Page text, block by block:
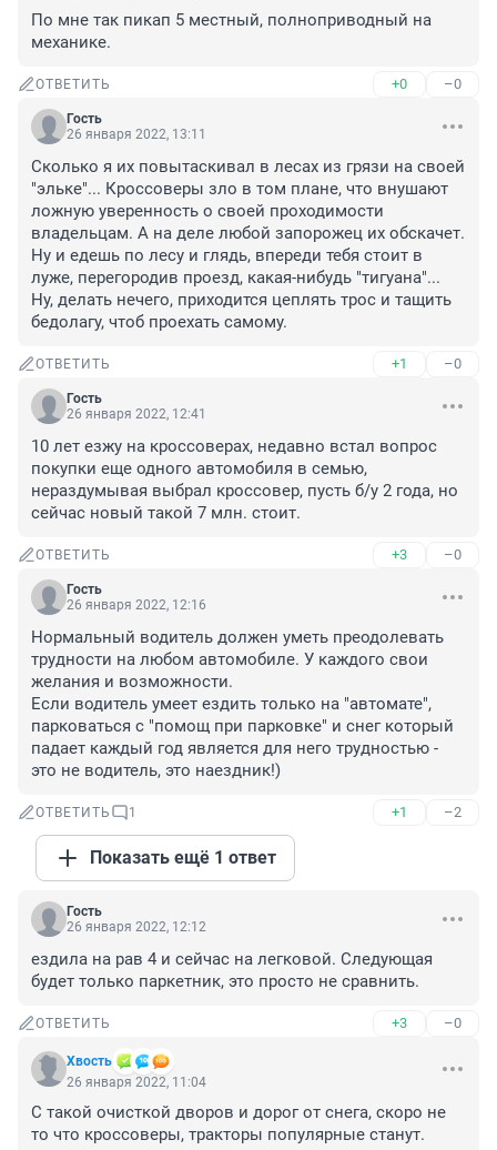
По мне так пикап 5 местный, полноприводный на
механике.
ОТВЕТИТЬ +0 –0
Гость
26 января 2022, 13:11
Сколько я их повытаскивал в лесах из грязи на своей
"эльке"... Кроссоверы зло в том плане, что внушают
ложную уверенность о своей проходимости
владельцам. А на деле любой запорожец их обскачет.
Ну и едешь по лесу и глядь, впереди тебя стоит в
луже, перегородив проезд, какая-нибудь "тигуана"...
Ну, делать нечего, приходится цеплять трос и тащить
бедолагу, чтоб проехать самому.
ОТВЕТИТЬ +1 –0
Гость
26 января 2022, 12:41
10 лет езжу на кроссоверах, недавно встал вопрос
покупки еще одного автомобиля в семью,
нераздумывая выбрал кроссовер, пусть б/у 2 года, но
сейчас новый такой 7 млн. стоит.
ОТВЕТИТЬ +3 –0
Гость
26 января 2022, 12:16
Нормальный водитель должен уметь преодолевать
трудности на любом автомобиле. У каждого свои
желания и возможности.
Если водитель умеет ездить только на "автомате",
парковаться с "помощ при парковке" и снег который
падает каждый год является для него трудностью -
это не водитель, это наездник!)
ОТВЕТИТЬ 1 +1 –2
Показать ещё 1 ответ
Гость
26 января 2022, 12:12
ездила на рав 4 и сейчас на легковой. Следующая
будет только паркетник, это просто не сравнить.
ОТВЕТИТЬ +3 –0
Хвость
26 января 2022, 11:04
С такой очисткой дворов и дорог от снега, скоро не
то что кроссоверы, тракторы популярные станут.